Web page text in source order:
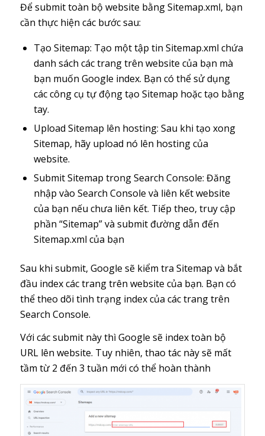
Để submit toàn bộ website bằng Sitemap.xml, bạn
cần thực hiện các bước sau:
Tạo Sitemap: Tạo một tập tin Sitemap.xml chứa
danh sách các trang trên website của bạn mà
bạn muốn Google index. Bạn có thể sử dụng
các công cụ tự động tạo Sitemap hoặc tạo bằng
tay.
Upload Sitemap lên hosting: Sau khi tạo xong
Sitemap, hãy upload nó lên hosting của
website.
Submit Sitemap trong Search Console: Đăng
nhập vào Search Console và liên kết website
của bạn nếu chưa liên kết. Tiếp theo, truy cập
phần “Sitemap” và submit đường dẫn đến
Sitemap.xml của bạn
Sau khi submit, Google sẽ kiểm tra Sitemap và bắt
đầu index các trang trên website của bạn. Bạn có
thể theo dõi tình trạng index của các trang trên
Search Console.
Với các submit này thì Google sẽ index toàn bộ
URL lên website. Tuy nhiên, thao tác này sẽ mất
tầm từ 2 đến 3 tuần mới có thể hoàn thành